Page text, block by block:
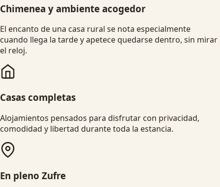
Chimenea y ambiente acogedor
El encanto de una casa rural se nota especialmente
cuando llega la tarde y apetece quedarse dentro, sin mirar
el reloj.
Casas completas
Alojamientos pensados para disfrutar con privacidad,
comodidad y libertad durante toda la estancia.
En pleno Zufre